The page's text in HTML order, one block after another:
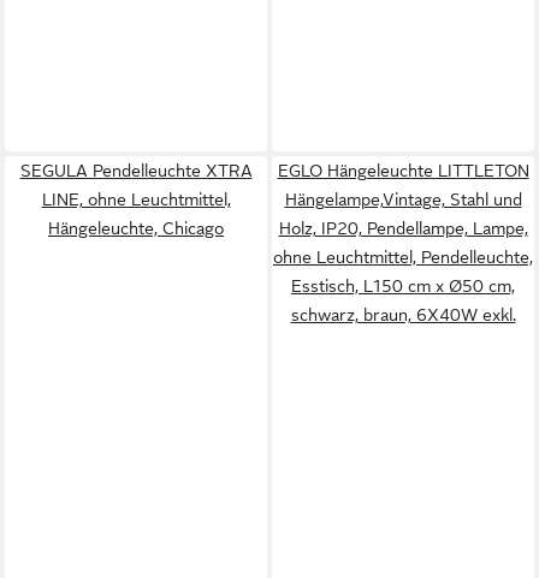
SEGULA Pendelleuchte XTRA
LINE, ohne Leuchtmittel,
Hängeleuchte, Chicago
EGLO Hängeleuchte LITTLETON
Hängelampe,Vintage, Stahl und
Holz, IP20, Pendellampe, Lampe,
ohne Leuchtmittel, Pendelleuchte,
Esstisch, L150 cm x Ø50 cm,
schwarz, braun, 6X40W exkl.